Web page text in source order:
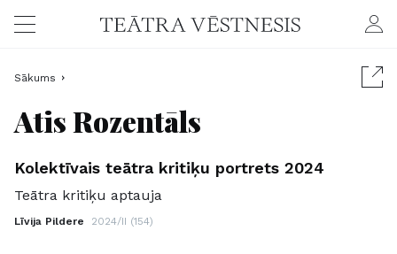
Sākums
Atis Rozentāls
Kolektīvais teātra kritiķu portrets 2024
Teātra kritiķu aptauja
Līvija Pildere 2024/II (154)